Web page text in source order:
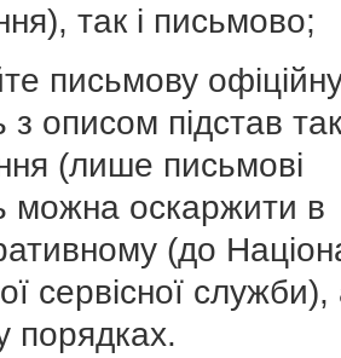
так і письмово;
письмову
з описом підстав
(лише письмові
можна оскаржити в
(до
сервісної
порядках.